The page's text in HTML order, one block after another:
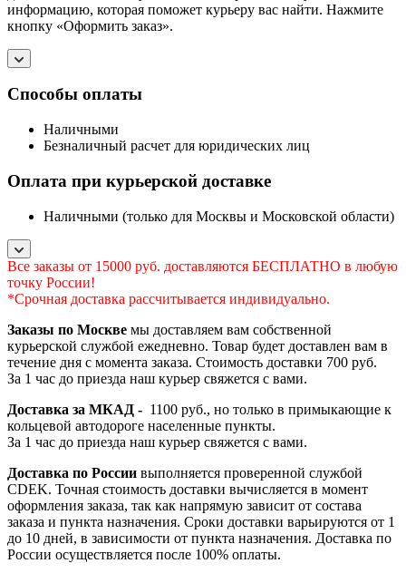
информацию, которая поможет курьеру вас найти. Нажмите
кнопку «Оформить заказ».
Способы оплаты
Наличными
Безналичный расчет для юридических лиц
Оплата при курьерской доставке
Наличными (только для Москвы и Московской области)
Все заказы от 15000 руб. доставляются БЕСПЛАТНО в любую
точку России!
*Срочная доставка рассчитывается индивидуально.
Заказы по Москве мы доставляем вам собственной
курьерской службой ежедневно. Товар будет доставлен вам в
течение дня с момента заказа. Стоимость доставки 700 руб.
За 1 час до приезда наш курьер свяжется с вами.
Доставка за МКАД - 1100 руб., но только в примыкающие к
кольцевой автодороге населенные пункты.
За 1 час до приезда наш курьер свяжется с вами.
Доставка по России выполняется проверенной службой
CDEK. Точная стоимость доставки вычисляется в момент
оформления заказа, так как напрямую зависит от состава
заказа и пункта назначения. Сроки доставки варьируются от 1
до 10 дней, в зависимости от пункта назначения. Доставка по
России осуществляется после 100% оплаты.